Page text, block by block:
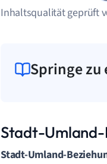
Inhaltsqualität geprüft
Springe
Stadt-Umland-
Stadt-Umland-